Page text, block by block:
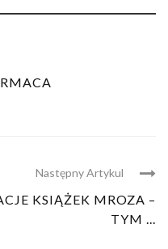
Następny Artykul
KSIĄŻEK MROZA –
TYM ...